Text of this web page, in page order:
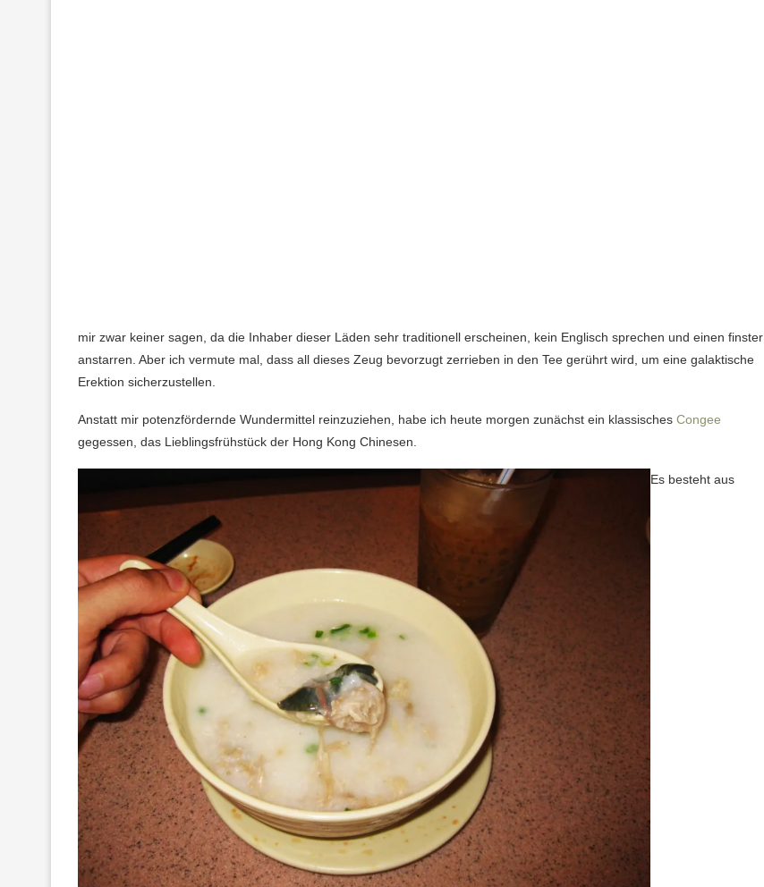
mir zwar keiner sagen, da die Inhaber dieser Läden sehr traditionell erscheinen, kein Englisch sprechen und einen finster
anstarren. Aber ich vermute mal, dass all dieses Zeug bevorzugt zerrieben in den Tee gerührt wird, um eine galaktische
Erektion sicherzustellen.
Anstatt mir potenzfördernde Wundermittel reinzuziehen, habe ich heute morgen zunächst ein klassisches Congee
gegessen, das Lieblingsfrühstück der Hong Kong Chinesen.
Es besteht aus